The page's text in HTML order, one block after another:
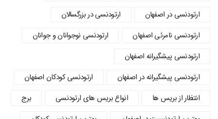
ارتودنسی در اصفهان
ارتودنسی در بزرگسالان
ارتودنسی نامرئی اصفهان
ارتودنسی نوجوانان و جوانان
ارتودنسی پیشگیرانه اصفهان
ارتودنسی پیشگیرانه در اصفهان
ارتودنسی کودکان اصفهان
انتظار از بریس ها
انواع بریس های ارتودنسی
برج